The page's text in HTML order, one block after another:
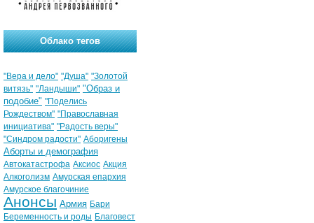
Облако тегов
"Вера и дело" "Душа" "Золотой
витязь" "Ландыши" "Образ и
подобие" "Поделись
Рождеством" "Православная
инициатива" "Радость веры"
"Синдром радости" Аборигены
Аборты и демография
Автокатастрофа Аксиос Акция
Алкоголизм Амурская епархия
Амурское благочиние
Анонсы Армия Бари
Беременность и роды Благовест